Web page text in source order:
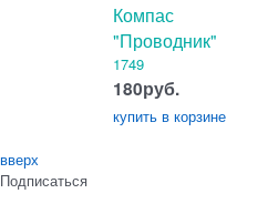
Компас
"Проводник"
1749
180руб.
купить в корзине
вверх
Подписаться